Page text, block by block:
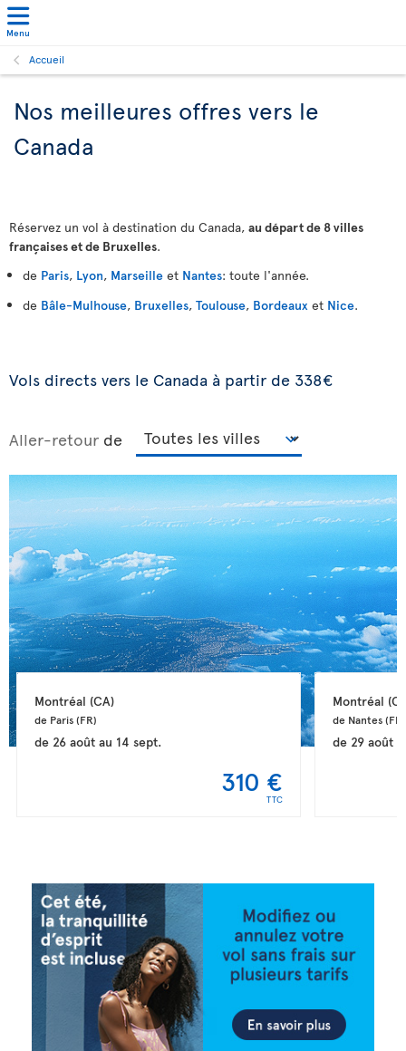
Menu
Accueil
Nos meilleures offres vers le
Canada
Réservez un vol à destination du Canada, au départ de 8 villes
françaises et de Bruxelles.
de Paris, Lyon, Marseille et Nantes: toute l'année.
de Bâle-Mulhouse, Bruxelles, Toulouse, Bordeaux et Nice.
Vols directs vers le Canada à partir de 338€
Aller-retour de
Montréal (CA)
de Paris (FR)
de 26 aoûtau 14 sept.
310 €
TTC
Montréal
de Nantes (FR)
de 29 août